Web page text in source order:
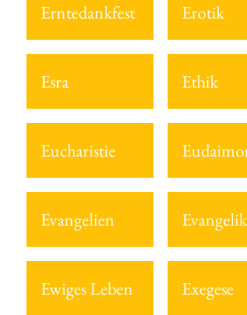
Erntedankfest Erotik
Esra Ethik
Eucharistie
Evangelien
Ewiges Leben Exegese